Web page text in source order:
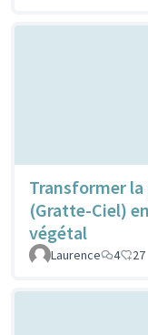
Transformer la
(Gratte-Ciel)
végétal
Laurence 4 27